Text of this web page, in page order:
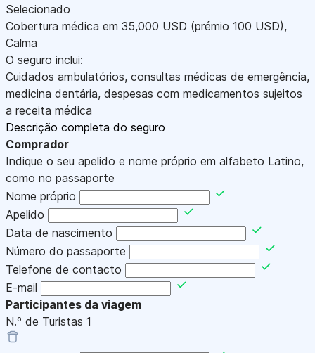
Selecionado
Cobertura médica em 35,000 USD (prémio 100 USD),
Calma
O seguro inclui:
Cuidados ambulatórios, consultas médicas de emergência,
medicina dentária, despesas com medicamentos sujeitos
a receita médica
Descrição completa do seguro
Comprador
Indique o seu apelido e nome próprio em alfabeto Latino,
como no passaporte
Nome próprio
Apelido
Data de nascimento
Número do passaporte
Telefone de contacto
E-mail
Participantes da viagem
N.º de Turistas 1